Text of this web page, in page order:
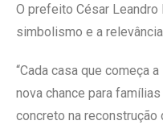
O prefeito César
simbolismo e a
“Cada casa que começa
nova chance para
concreto na reconstrução